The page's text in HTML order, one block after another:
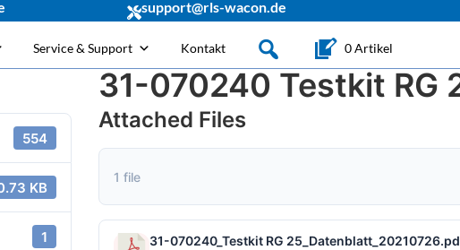
support@rls-wacon.de
Service & Support Kontakt 0 Artikel
554
KB
1
31-070240 Testkit RG
Attached Files
1 file
31-070240_Testkit RG